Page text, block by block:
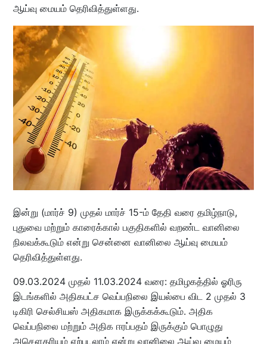
ஆய்வு மையம் தெரிவித்துள்ளது.
இன்று (மார்ச் 9) முதல் மார்ச் 15-ம் தேதி வரை தமிழ்நாடு,
புதுவை மற்றும் காரைக்கால் பகுதிகளில் வறண்ட வானிலை
நிலவக்கூடும் என்று சென்னை வானிலை ஆய்வு மையம்
தெரிவித்துள்ளது.
09.03.2024 முதல் 11.03.2024 வரை: தமிழகத்தில் ஓரிரு
இடங்களில் அதிகபட்ச வெப்பநிலை இயல்பை விட 2 முதல் 3
டிகிரி செல்சியஸ் அதிகமாக இருக்கக்கூடும். அதிக
வெப்பநிலை மற்றும் அதிக ஈரப்பதம் இருக்கும் பொழுது
அசௌகரியம் ஏற்படலாம் என்று வானிலை ஆய்வு மையம்